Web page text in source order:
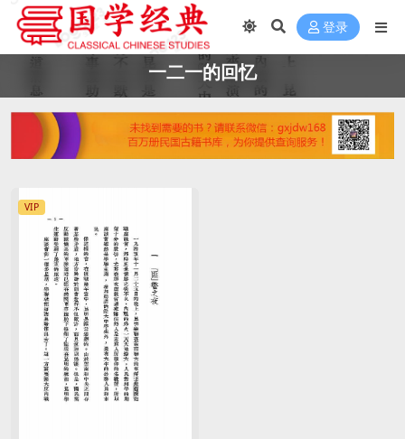
登录
一二一的回忆
VIP